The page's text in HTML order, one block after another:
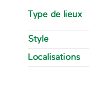
Type de lieux
Style
Localisations